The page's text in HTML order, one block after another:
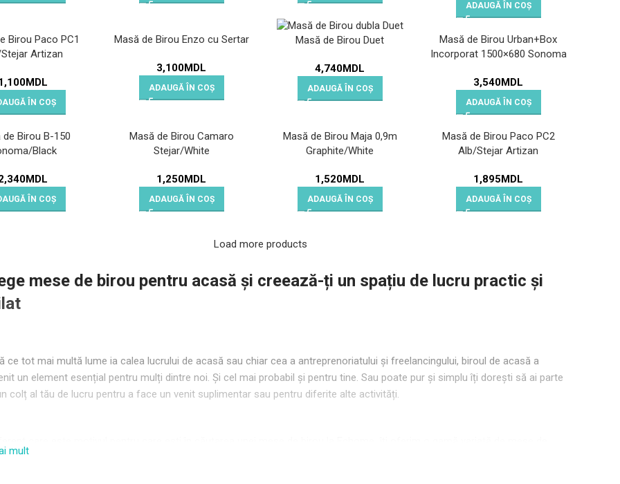
ADAUGĂ ÎN COȘ
Birou Paco PC1
Artizan
MDL
ÎN COȘ
Masă de Birou Enzo cu Sertar
3,100MDL
ADAUGĂ ÎN COȘ
Masă de Birou Duet
4,740MDL
ADAUGĂ ÎN COȘ
Masă de Birou Urban+Box
Incorporat 1500×680 Sonoma
3,540MDL
ADAUGĂ ÎN COȘ
de Birou B-150
Black
MDL
ÎN COȘ
Masă de Birou Camaro
Stejar/White
1,250MDL
ADAUGĂ ÎN COȘ
Masă de Birou Maja 0,9m
Graphite/White
1,520MDL
ADAUGĂ ÎN COȘ
Masă de Birou Paco PC2
Alb/Stejar Artizan
1,895MDL
ADAUGĂ ÎN COȘ
Load more products
mese de birou pentru acasă și creează-ți un spațiu de lucru practic și
ce tot mai multă lume ia calea lucrului de acasă sau chiar cea a antreprenoriatului și freelancingului, biroul de acasă a
un element esențial pentru mulți dintre noi. Și cel mai probabil și pentru tine. Sau poate pur și simplu îți dorești să ai parte
colț al tău de lucru pentru a face un venit suplimentar sau pentru diferite alte activități.
moderne în Chișinău, Moldova, ideale pentru a-ți crea un spațiu de lucru organizat și plăcut.
mult